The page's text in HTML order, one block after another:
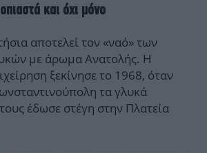
και όχι μόνο
αποτελεί τον «ναό» των
με άρωμα Ανατολής. Η
ξεκίνησε το 1968, όταν
τα γλυκά
έδωσε στέγη στην Πλατεία